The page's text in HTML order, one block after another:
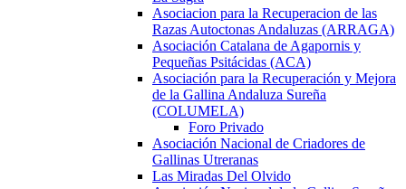
Asociacion para la Recuperacion de las
Razas Autoctonas Andaluzas (ARRAGA)
Asociación Catalana de Agapornis y
Pequeñas Psitácidas (ACA)
Asociación para la Recuperación y Mejora
de la Gallina Andaluza Sureña
(COLUMELA)
Foro Privado
Asociación Nacional de Criadores de
Gallinas Utreranas
Las Miradas Del Olvido